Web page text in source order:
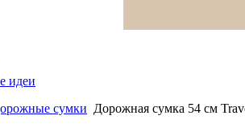
идеи
сумки Дорожная сумка 54 см